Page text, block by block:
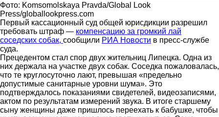
Фото: Komsomolskaya Pravda/Global Look
Press/globallookpress.com
Первый кассационный суд общей юрисдикции разрешил
требовать штраф — компенсацию за громкий лай
соседских собак, сообщили РИА Новости в пресс-службе
суда.
Прецедентом стал спор двух жительниц Липецка. Одна из
них держала на участке двух собак. Соседка пожаловалась,
что те круглосуточно лают, превышая «предельно
допустимые санитарные уровни шума». Это
подтверждалось показаниями свидетелей, видеозаписями,
актом по результатам измерений звука. В итоге старшему
сыну женщины даже пришлось переехать к бабушке, чтобы